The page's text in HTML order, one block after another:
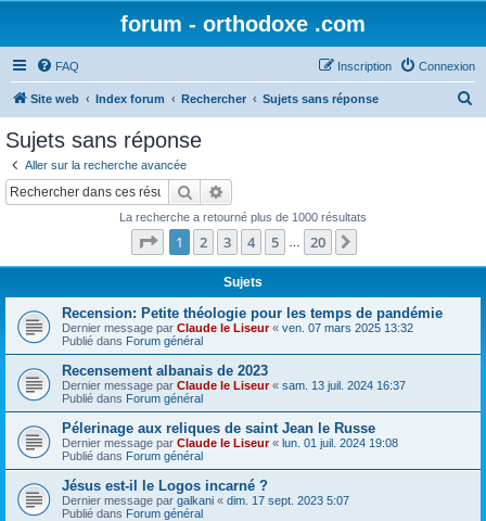
forum - orthodoxe .com
FAQ Connexion
Inscription
Site web Index forum Rechercher Sujets sans réponse
Sujets sans réponse
Aller sur la recherche avancée
Rechercher
La recherche a retourné plus de 1000 résultats
Page 1sur20
1 2 3 4 5 20
Sujets
Recension: Petite théologie pour les temps de pandémie
Dernier message par Claude le Liseur« ven. 07 mars 2025 13:32
Publié dans Forum général
Recensement albanais de 2023
Dernier message par Claude le Liseur« sam. 13 juil. 2024 16:37
Publié dans Forum général
Pélerinage aux reliques de saint Jean le Russe
Dernier message par Claude le Liseur« lun. 01 juil. 2024 19:08
Publié dans Forum général
Jésus est-il le Logos incarné ?
Dernier message par galkani « dim. 17 sept. 2023 5:07
Publié dans Forum général